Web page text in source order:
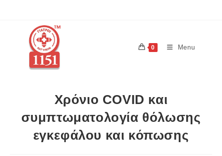
0 Menu
Χρόνιο COVID και
συμπτωματολογία θόλωσης
εγκεφάλου και κόπωσης